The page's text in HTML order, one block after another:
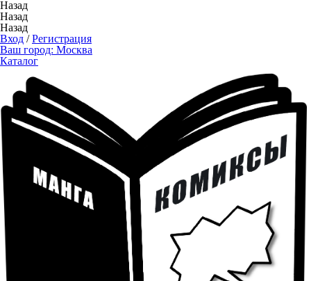
Назад
Назад
Назад
Вход /Регистрация
Ваш город: Москва
Каталог